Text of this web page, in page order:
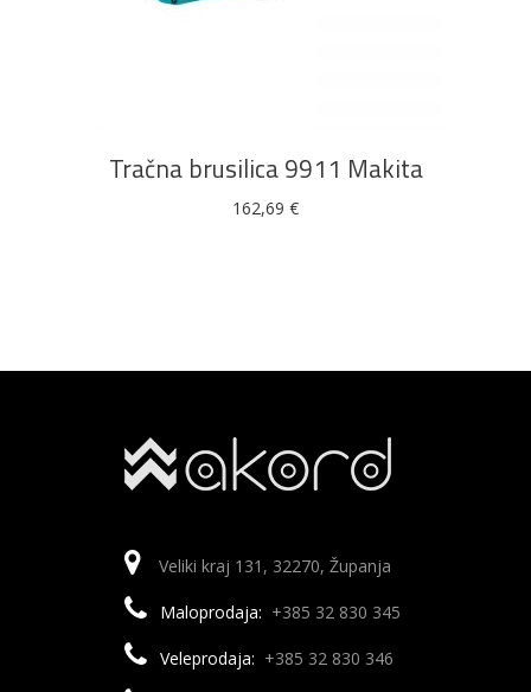
Tračna brusilica 9911 Makita
162,69 €
Veliki kraj 131, 32270, Županja
Maloprodaja: +385 32 830 345
Veleprodaja: +385 32 830 346